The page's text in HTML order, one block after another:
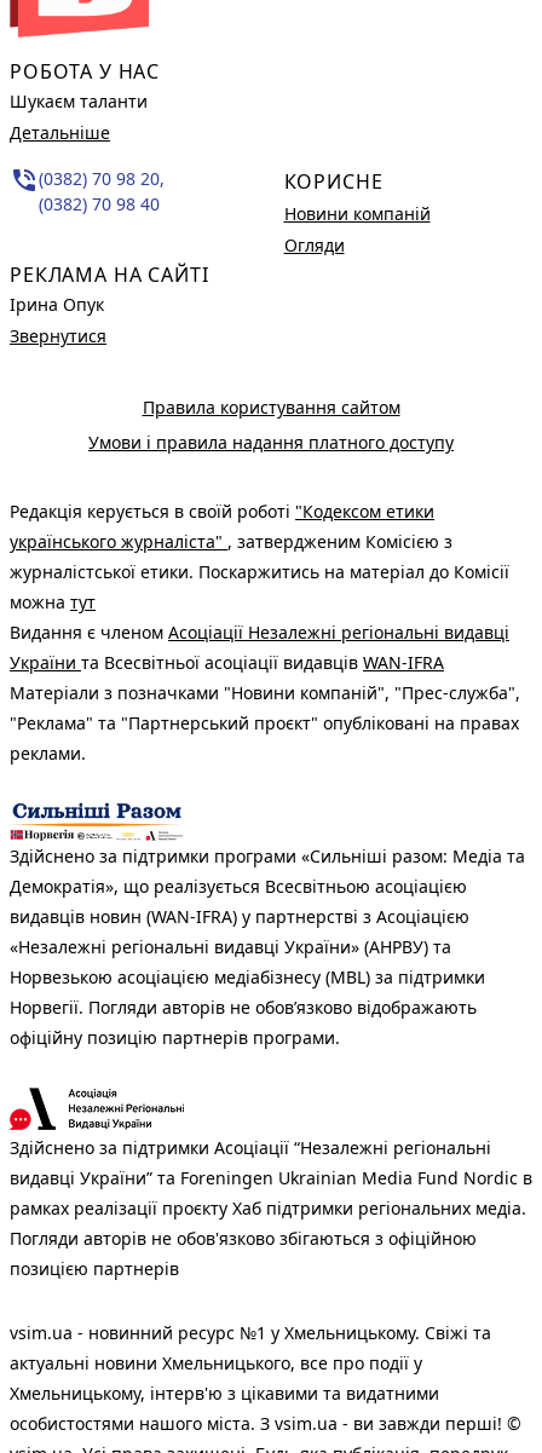
РОБОТА У НАС
Шукаєм таланти
Детальніше
phone_in_talk(0382) 70 98 20,
(0382) 70 98 40
РЕКЛАМА НА САЙТІ
Ірина Опук
Звернутися
КОРИСНЕ
Новини компаній
Огляди
Правила користування сайтом
Умови і правила надання платного доступу
Редакція керується в своїй роботі "Кодексом етики
українського журналіста" , затвердженим Комісією з
журналістської етики. Поскаржитись на матеріал до Комісії
можна тут
Видання є членом Асоціації Незалежні регіональні видавці
України та Всесвітньої асоціації видавців WAN-IFRA
Матеріали з позначками "Новини компаній", "Прес-служба",
"Реклама" та "Партнерський проєкт" опубліковані на правах
реклами.
Здійснено за підтримки програми «Сильніші разом: Медіа та
Демократія», що реалізується Всесвітньою асоціацією
видавців новин (WAN-IFRA) у партнерстві з Асоціацією
«Незалежні регіональні видавці України» (АНРВУ) та
Норвезькою асоціацією медіабізнесу (MBL) за підтримки
Норвегії. Погляди авторів не обов’язково відображають
офіційну позицію партнерів програми.
Здійснено за підтримки Асоціації “Незалежні регіональні
видавці України” та Foreningen Ukrainian Media Fund Nordic в
рамках реалізації проєкту Хаб підтримки регіональних медіа.
Погляди авторів не обов'язково збігаються з офіційною
позицією партнерів
vsim.ua - новинний ресурс №1 у Хмельницькому. Свіжі та
актуальні новини Хмельницького, все про події у
Хмельницькому, інтерв'ю з цікавими та видатними
особистостями нашого міста. З vsim.ua - ви завжди перші! ©